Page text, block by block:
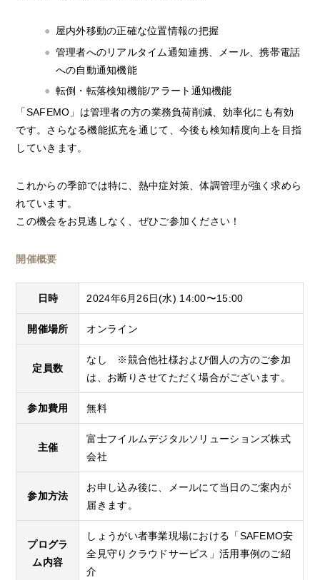
屋内外移動の正確な位置情報の把握
管理者へのリアルタイム通知連携、メール、携帯電話
への自動通知機能
転倒・転落検知機能/アラート通知機能
「SAFEMO」は管理者の方の業務負荷削減、効率化にも有効
です。さらなる機能拡充を通じて、今後も検知精度向上を目指
していきます。
これからの季節では特に、熱中症対策、体調管理が強く求めら
れています。
この機会をお見逃しなく、ぜひご参加ください！
開催概要
日時 2024年6月26日(水) 14:00〜15:00
開催場所 オンライン
定員数
なし ※競合他社様および個人の方のご参加
は、お断りさせてただく場合がございます。
参加費用 無料
主催
富士フイルムデジタルソリューションズ株式
会社
参加方法
お申し込み後に、メールにて当日のご案内が
届きます。
プログラ
ム内容
しょうがい者事業現場における「SAFEMO安
全見守りクラウドサービス」活用事例のご紹
介